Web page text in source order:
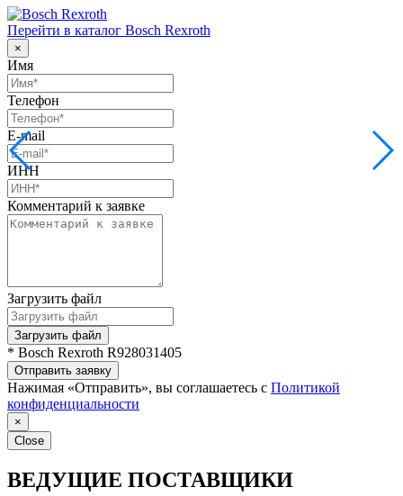
Перейти в каталог Bosch Rexroth
×
Имя
Телефон
E-mail
ИНН
Комментарий к заявке
Загрузить файл
Загрузить файл
* Bosch Rexroth R928031405
Отправить заявку
Нажимая «Отправить», вы соглашаетесь с Политикой
конфиденциальности
×
Close
ВЕДУЩИЕ ПОСТАВЩИКИ